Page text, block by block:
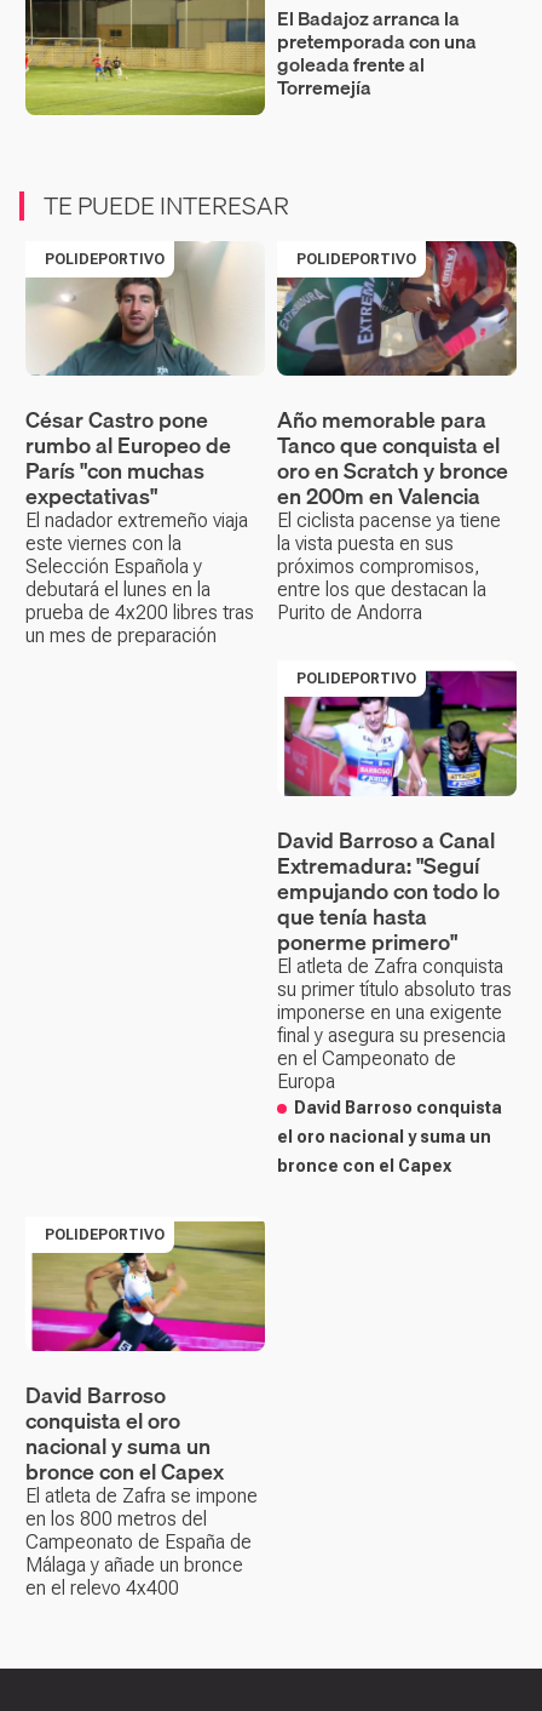
El Badajoz arranca la
pretemporada con una
goleada frente al
Torremejía
TE PUEDE INTERESAR
POLIDEPORTIVO
César Castro pone
rumbo al Europeo de
París "con muchas
expectativas"
El nadador extremeño viaja
este viernes con la
Selección Española y
debutará el lunes en la
prueba de 4x200 libres tras
un mes de preparación
POLIDEPORTIVO
Año memorable para
Tanco que conquista el
oro en Scratch y bronce
en 200m en Valencia
El ciclista pacense ya tiene
la vista puesta en sus
próximos compromisos,
entre los que destacan la
Purito de Andorra
POLIDEPORTIVO
David Barroso a Canal
Extremadura: "Seguí
empujando con todo lo
que tenía hasta
ponerme primero"
El atleta de Zafra conquista
su primer título absoluto tras
imponerse en una exigente
final y asegura su presencia
en el Campeonato de
Europa
David Barroso conquista
el oro nacional y suma un
bronce con el Capex
POLIDEPORTIVO
David Barroso
conquista el oro
nacional y suma un
bronce con el Capex
El atleta de Zafra se impone
en los 800 metros del
Campeonato de España de
Málaga y añade un bronce
en el relevo 4x400